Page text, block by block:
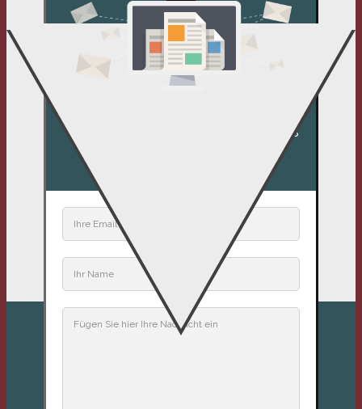
Wir freue
n uns sehr, wenn Sie uns